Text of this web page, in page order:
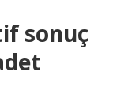
sonuç